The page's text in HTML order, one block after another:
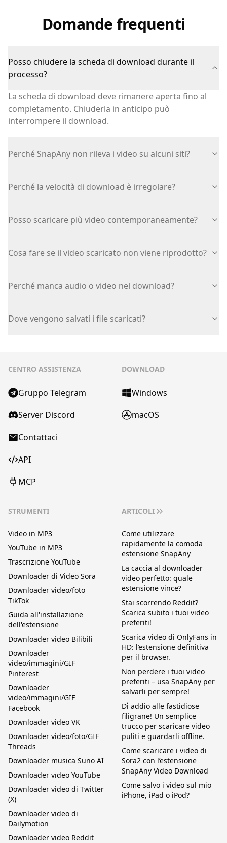
Domande frequenti
Posso chiudere la scheda di download durante il
processo?
La scheda di download deve rimanere aperta fino al
completamento. Chiuderla in anticipo può
interrompere il download.
Perché SnapAny non rileva i video su alcuni siti?
Perché la velocità di download è irregolare?
Posso scaricare più video contemporaneamente?
Cosa fare se il video scaricato non viene riprodotto?
Perché manca audio o video nel download?
Dove vengono salvati i file scaricati?
CENTRO ASSISTENZA
Gruppo Telegram
Server Discord
Contattaci
API
MCP
DOWNLOAD
Windows
macOS
STRUMENTI
Video in MP3
YouTube in MP3
Trascrizione YouTube
Downloader di Video Sora
Downloader video/foto
TikTok
Guida all'installazione
dell'estensione
Downloader video Bilibili
Downloader
video/immagini/GIF
Pinterest
Downloader
video/immagini/GIF
Facebook
Downloader video VK
Downloader video/foto/GIF
Threads
Downloader musica Suno AI
Downloader video YouTube
Downloader video di Twitter
(X)
Downloader video di
Dailymotion
Downloader video Reddit
ARTICOLI
Come utilizzare
rapidamente la comoda
estensione SnapAny
La caccia al downloader
video perfetto: quale
estensione vince?
Stai scorrendo Reddit?
Scarica subito i tuoi video
preferiti!
Scarica video di OnlyFans in
HD: l’estensione definitiva
per il browser.
Non perdere i tuoi video
preferiti – usa SnapAny per
salvarli per sempre!
Dì addio alle fastidiose
filigrane! Un semplice
trucco per scaricare video
puliti e guardarli offline.
Come scaricare i video di
Sora2 con l’estensione
SnapAny Video Download
Come salvo i video sul mio
iPhone, iPad o iPod?